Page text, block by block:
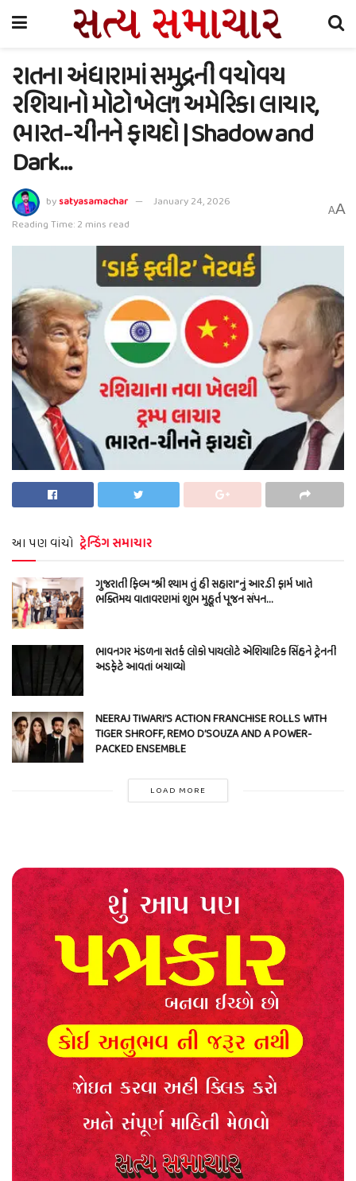
રાતના અંધારામાં સમુદ્રની વચોવચ
રશિયાનો મોટો ‘ખેલ’! અમેરિકા લાચાર,
ભારત-ચીનને ફાયદો | Shadow and
Dark…
bysatyasamachar
January 24, 2026
Reading Time: 2 mins read
AA
આ પણ વાંચો ટ્રેન્ડિંગ સમાચાર
ગુજરાતી ફિલ્મ “શ્રી શ્યામ તું હી સહારા”નું આર.ડી ફાર્મ ખાતે
ભક્તિમય વાતાવરણમાં શુભ મુહૂર્ત પૂજન સંપન…
ભાવનગર મંડળના સતર્ક લોકો પાયલોટે એશિયાટિક સિંહને ટ્રેનની
અડફેટે આવતાં બચાવ્યો
NEERAJ TIWARI’S ACTION FRANCHISE ROLLS WITH
TIGER SHROFF, REMO D’SOUZA AND A POWER-
PACKED ENSEMBLE
LOAD MORE